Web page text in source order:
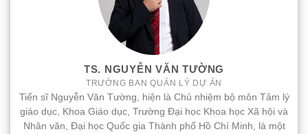
TS. NGUYỄN VĂN TƯỜNG
TRƯỞNG BAN QUẢN LÝ DỰ ÁN
Tiến sĩ Nguyễn Văn Tường, hiện là Chủ nhiệm bộ môn Tâm lý
giáo dục, Khoa Giáo dục, Trường Đại học Khoa học Xã hội và
Nhân văn, Đại học Quốc gia Thành phố Hồ Chí Minh, là một